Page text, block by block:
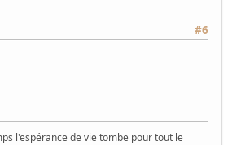
#6
l'espérance de vie tombe pour tout le